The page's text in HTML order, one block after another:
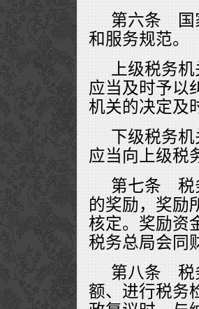
第六条 国
和服务规范。
上级税务
应当及时予以
机关的决定及
下级税务
应当向上级税
第七条 税
的奖励，奖励
核定。奖励资
税务总局会同
第八条 税
额、进行税务